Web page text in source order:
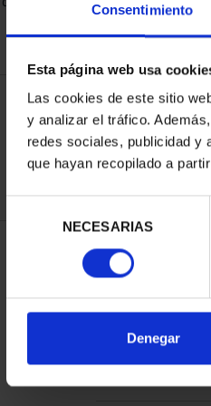
Consentimiento
Esta página web usa
Las cookies de este sitio
y analizar el tráfico.
redes sociales, publicidad y
que hayan recopilado a
consentimiento
NECESARIAS
Denegar
CIUDADES
ORDENAR POR: